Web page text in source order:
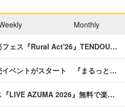
Monthly
フェス『Rural Act'26』TENDOU…
イベントがスタート 『まるっと…
『LIVE AZUMA 2026』無料で楽…